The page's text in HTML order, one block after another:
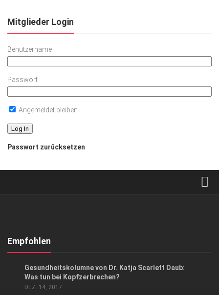
Mitglieder Login
Benutzername
Passwort
Angemeldet bleiben
Passwort zurücksetzen
Kontakt, Impressum
AGB
Empfohlen
Gesundheitskolumne von Dr. Katja Scarlett Daub:
Was tun bei Kopfzerbrechen?
DEZ. 14, 2017